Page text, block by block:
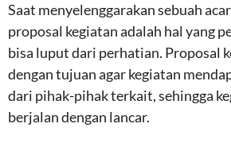
Saat menyelenggarakan sebuah
proposal kegiatan adalah hal yang
bisa luput dari perhatian. Proposal
dengan tujuan agar kegiatan
dari pihak-pihak terkait, sehingga
berjalan dengan lancar.